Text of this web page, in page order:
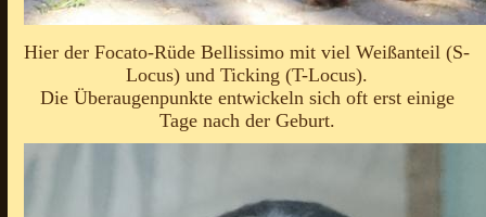
Hier der Focato-Rüde Bellissimo mit viel Weißanteil (S-
Locus) und Ticking (T-Locus).
Die Überaugenpunkte entwickeln sich oft erst einige
Tage nach der Geburt.